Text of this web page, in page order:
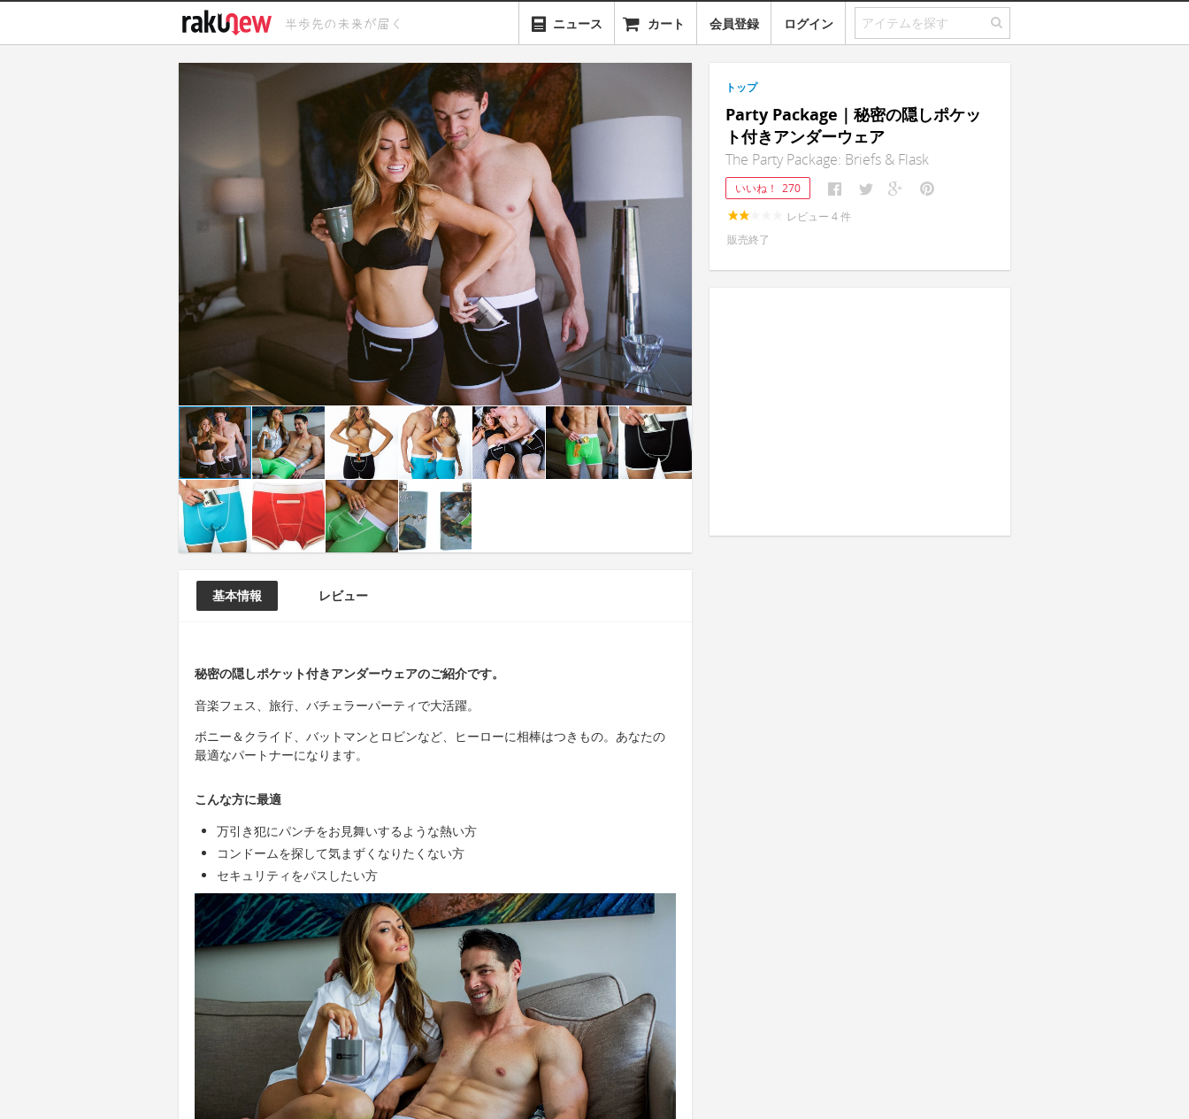
ニュース カート 会員登録 ログイン
基本情報 レビュー
秘密の隠しポケット付きアンダーウェアのご紹介です。
音楽フェス、旅行、バチェラーパーティで大活躍。
ボニー＆クライド、バットマンとロビンなど、ヒーローに相棒はつきもの。あなたの
最適なパートナーになります。
こんな方に最適
万引き犯にパンチをお見舞いするような熱い方
コンドームを探して気まずくなりたくない方
セキュリティをパスしたい方
トップ
Party Package｜秘密の隠しポケッ
ト付きアンダーウェア
The Party Package: Briefs & Flask
いいね！ 270
レビュー 4件
販売終了